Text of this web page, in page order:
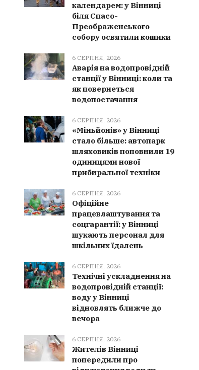
КУЛЬТУРА
календарем: у Вінниці
біля Спасо-
Преображенського
собору освятили кошики
6 СЕРПНЯ, 2026
Аварія на водопровідній
станції у Вінниці: коли та
як повернеться
водопостачання
6 СЕРПНЯ, 2026
«Міньйонів» у Вінниці
стало більше: автопарк
шляховиків поповнили 19
одиницями нової
прибиральної техніки
6 СЕРПНЯ, 2026
Офіційне
працевлаштування та
соцгарантії: у Вінниці
шукають персонал для
шкільних їдалень
6 СЕРПНЯ, 2026
Технічні ускладнення на
водопровідній станції:
воду у Вінниці
відновлять ближче до
вечора
6 СЕРПНЯ, 2026
Жителів Вінниці
попередили про